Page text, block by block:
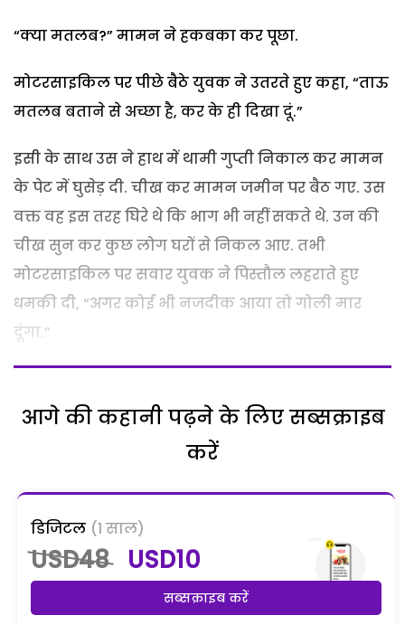
“क्या मतलब?” मामन ने हकबका कर पूछा.
मोटरसाइकिल पर पीछे बैठे युवक ने उतरते हुए कहा, “ताऊ
मतलब बताने से अच्छा है, कर के ही दिखा दूं.”
इसी के साथ उस ने हाथ में थामी गुप्ती निकाल कर मामन
के पेट में घुसेड़ दी. चीख कर मामन जमीन पर बैठ गए. उस
वक्त वह इस तरह घिरे थे कि भाग भी नहीं सकते थे. उन की
चीख सुन कर कुछ लोग घरों से निकल आए. तभी
मोटरसाइकिल पर सवार युवक ने पिस्तौल लहराते हुए
धमकी दी, “अगर कोई भी नजदीक आया तो गोली मार
दूंगा.”
आगे की कहानी पढ़ने के लिए सब्सक्राइब
करें
डिजिटल (1 साल)
USD48 USD10
सब्सक्राइब करें